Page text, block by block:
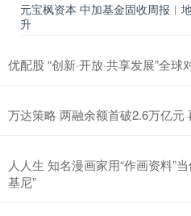
元宝枫资本 中加基金固收周报︱
升
优配股 “创新·开放·共享发展”全
万达策略 两融余额首破2.6万亿元
人人生 知名漫画家用“作画资料”
基尼”